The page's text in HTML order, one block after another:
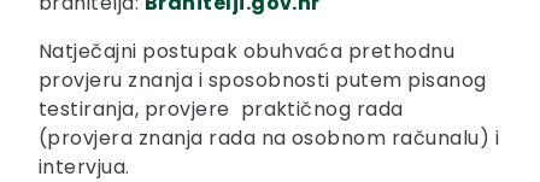
Natječajni postupak obuhvaća prethodnu
provjeru znanja i sposobnosti putem pisanog
testiranja, provjere praktičnog rada
(provjera znanja rada na osobnom računalu) i
intervjua.